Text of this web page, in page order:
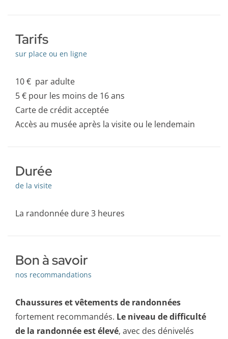
Tarifs
sur place ou en ligne
10 € par adulte
5 € pour les moins de 16 ans
Carte de crédit acceptée
Accès au musée après la visite ou le lendemain
Durée
de la visite
La randonnée dure 3 heures
Bon à savoir
nos recommandations
Chaussures et vêtements de randonnées
fortement recommandés. Le niveau de difficulté
de la randonnée est élevé, avec des dénivelés